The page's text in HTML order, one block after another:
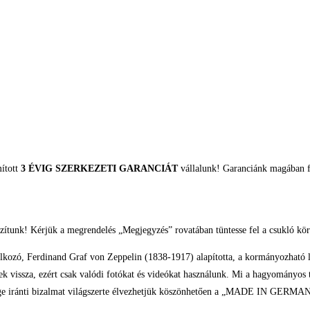
3 ÉVIG SZERKEZETI GARANCIÁTvállalunk! Garanciánk magában
Kérjük a megrendelés „Megjegyzés” rovatában tüntesse fel a csukló
Ferdinand Graf von Zeppelin (1838-1917) alapította, a
ezért csak valódi fotókat és videókat használunk. Mi a
iránti bizalmat világszerte élvezhetjük köszönhetően a „MADE IN